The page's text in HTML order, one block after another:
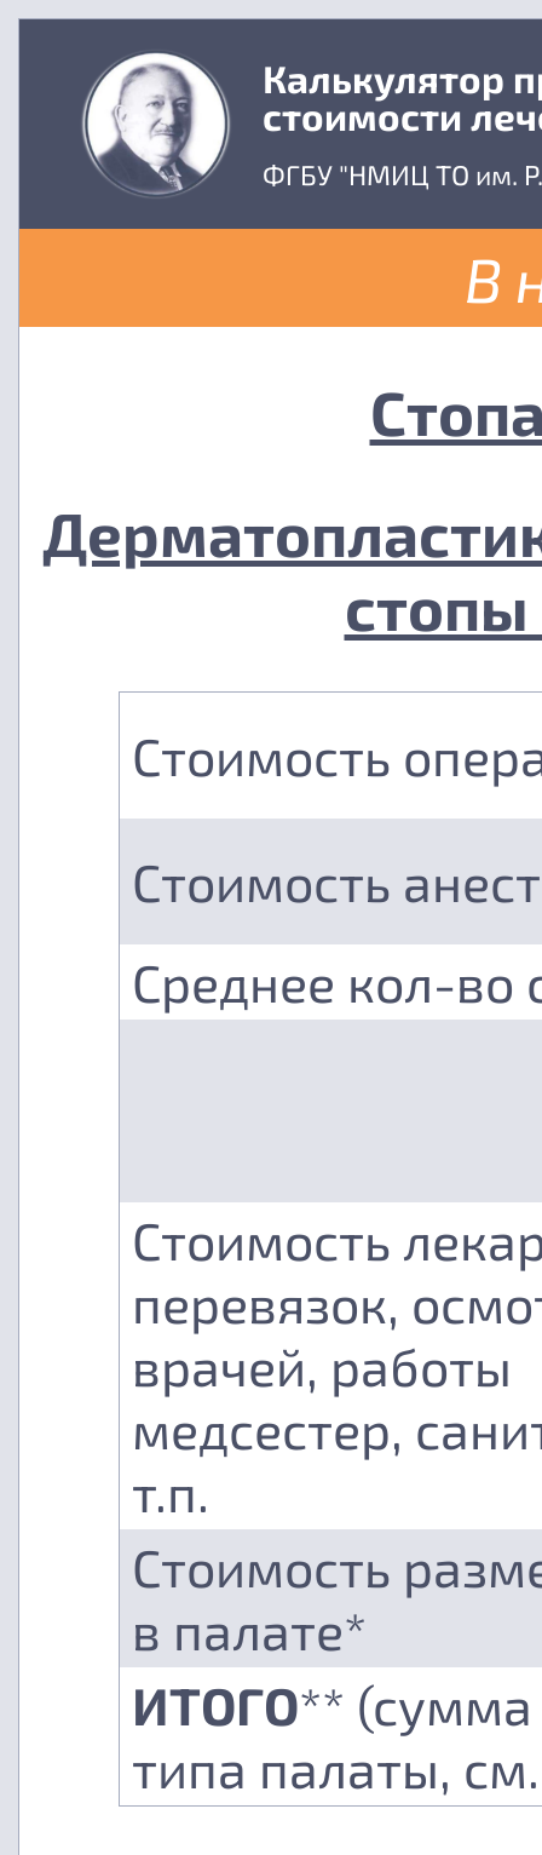
Калькулятор
стоимости
ФГБУ "НМИЦ ТО им.
В
стопы
Стоимость
Стоимость
Среднее кол-во
Стоимость
перевязок,
врачей, работы
медсестер,
т.п.
Стоимость
в палате*
ИТОГО** (сумма
типа палаты,